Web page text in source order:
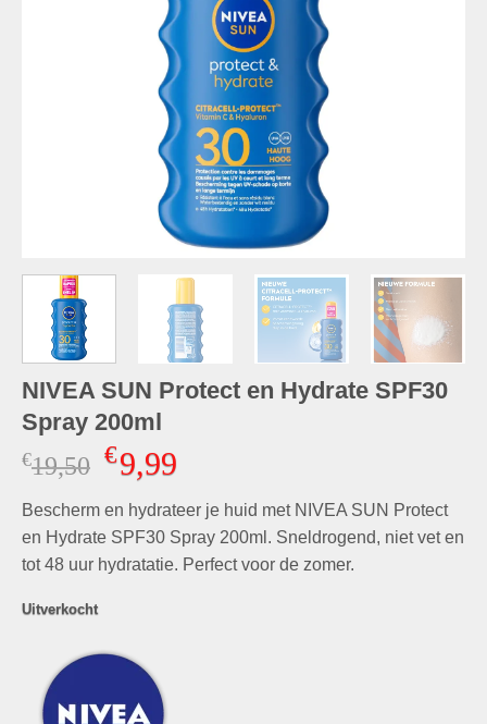
NIVEA SUN Protect en Hydrate SPF30
Spray 200ml
€19,50 Oorspronkelijke
prijs
was:
€19,50.
€9,99Huidige
is:
€9,99.
Bescherm en hydrateer je huid met NIVEA SUN Protect
en Hydrate SPF30 Spray 200ml. Sneldrogend, niet vet en
tot 48 uur hydratatie. Perfect voor de zomer.
Uitverkocht